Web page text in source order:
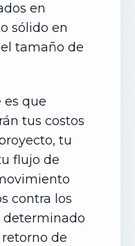
en
sólido en
tamaño de
es que
tus costos
tu
flujo de
contra los
determinado
de